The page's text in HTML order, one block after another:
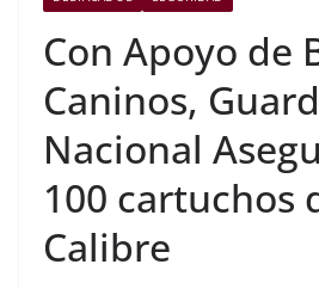
Con Apoyo de
Caninos,
Nacional
100 cartuchos
Calibre